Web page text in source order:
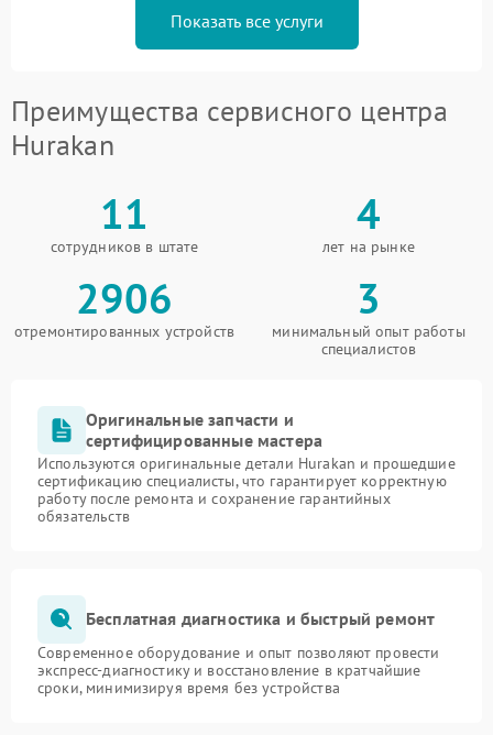
Показать все услуги
Преимущества сервисного центра
Hurakan
11
сотрудников в штате
4
лет на рынке
2906
отремонтированных устройств
3
минимальный опыт работы
специалистов
Оригинальные запчасти и
сертифицированные мастера
Используются оригинальные детали Hurakan и прошедшие
сертификацию специалисты, что гарантирует корректную
работу после ремонта и сохранение гарантийных
обязательств
Бесплатная диагностика и быстрый ремонт
Современное оборудование и опыт позволяют провести
экспресс-диагностику и восстановление в кратчайшие
сроки, минимизируя время без устройства